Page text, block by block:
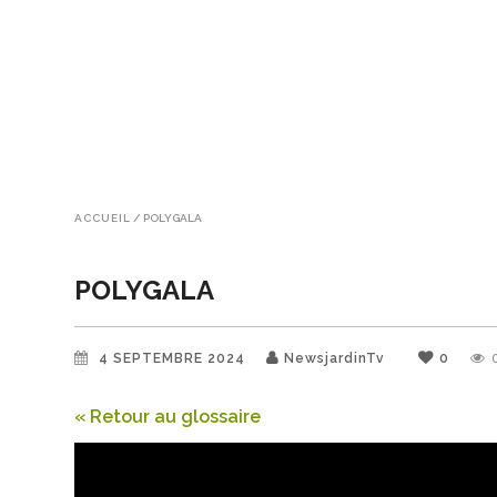
ACCUEIL / POLYGALA
POLYGALA
4 SEPTEMBRE 2024 NewsjardinTv 0
« Retour au glossaire